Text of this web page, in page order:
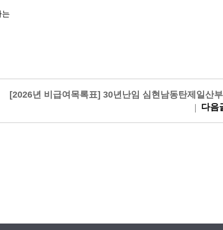
는
[2026년 비급여목록표] 30년난임 심현남동탄제일산
다음